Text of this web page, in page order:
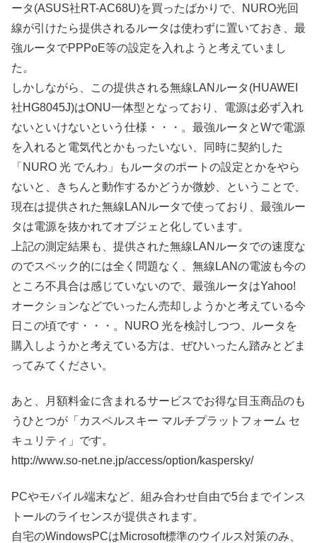
ータ(ASUS社RT-AC68U)を買ったばかりで、NURO光回
線が引けたら提供されるルータは使わずに置いておき、最
強ルータでPPPoE等の設定を入れようと考えていまし
た。
しかしながら、この提供される無線LANルータ(HUAWEI
社HG8045J)はONU一体型となっており、電源は必ず入れ
ないといけないという仕様・・・。最強ルータとWで電源
を入れると電気代とかもったいない、同時に契約した
「NURO 光 でんわ」もルータのポートの設定とかをやら
ないと、きちんと動作するかどうか微妙、ということで、
現在は提供された無線LANルータで使っており、最強ルー
タは電源を抜かれてオブジェと化しています。
上記の測定結果も、提供された無線LANルータでの速度な
のでスペック的には全く問題なく、無線LANの電波も今の
ところ不具合は感じていないので、最強ルータはYahoo!
オークションなどでいったん売却しようかと考えている今
日この頃です・・・。NURO 光を検討しつつ、ルータを
購入しようかと考えている方は、ぜひいったん踏みとどま
ってみてください。
あと、月額料金に含まれるサービスでお得な目玉商品のも
うひとつが「カスペルスキー マルチプラットフォーム セ
キュリティ」です。
http://www.so-net.ne.jp/access/option/kaspersky/
PCやモバイル端末など、組み合わせ自由で5台までインス
トールのライセンスが提供されます。
自宅のWindowsPCはMicrosoft標準のウイルス対策のみ、